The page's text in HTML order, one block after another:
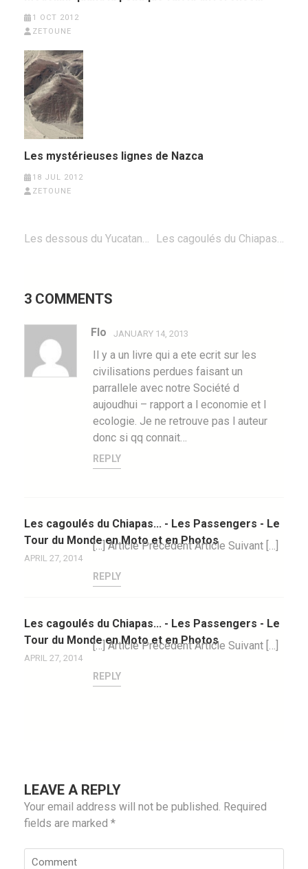
1 OCT 2012
ZETOUNE
Les mystérieuses lignes de Nazca
18 JUL 2012
ZETOUNE
Post
Les dessous du Yucatan… Les cagoulés du Chiapas…
3 COMMENTS
Flo JANUARY 14, 2013
Il y a un livre qui a ete ecrit sur les
civilisations perdues faisant un
parrallele avec notre Société d
aujoudhui – rapport a l economie et l
ecologie. Je ne retrouve pas l auteur
donc si qq connait…
REPLY
Les cagoulés du Chiapas... - Les Passengers - Le
Tour du Monde en Moto et en Photos
APRIL 27, 2014
[…] Article Précédent Article Suivant […]
REPLY
Les cagoulés du Chiapas... - Les Passengers - Le
Tour du Monde en Moto et en Photos
APRIL 27, 2014
[…] Article Précédent Article Suivant […]
REPLY
LEAVE A REPLY
Your email address will not be published. Required
fields are marked *
Comment